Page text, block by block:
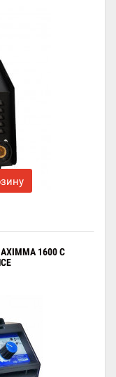
1600 С